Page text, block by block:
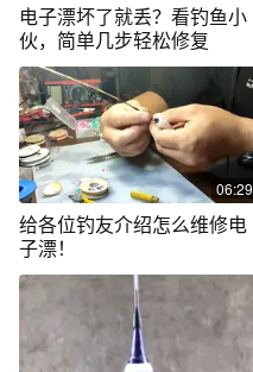
电子漂坏了就丢？看钓鱼小
伙，简单几步轻松修复
06:29
给各位钓友介绍怎么维修电
子漂！